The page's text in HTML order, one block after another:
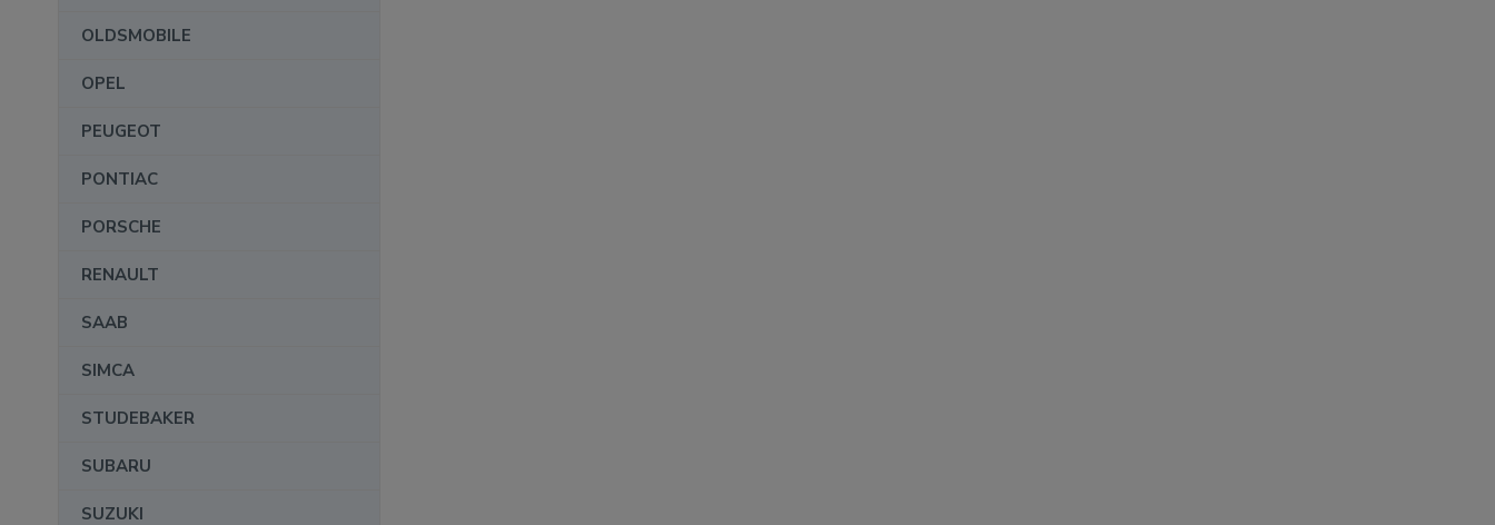
OLDSMOBILE
OPEL
PEUGEOT
PONTIAC
PORSCHE
RENAULT
SAAB
SIMCA
STUDEBAKER
SUBARU
SUZUKI